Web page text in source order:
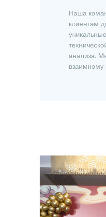
Наша
клиентам
анализа.
взаимному